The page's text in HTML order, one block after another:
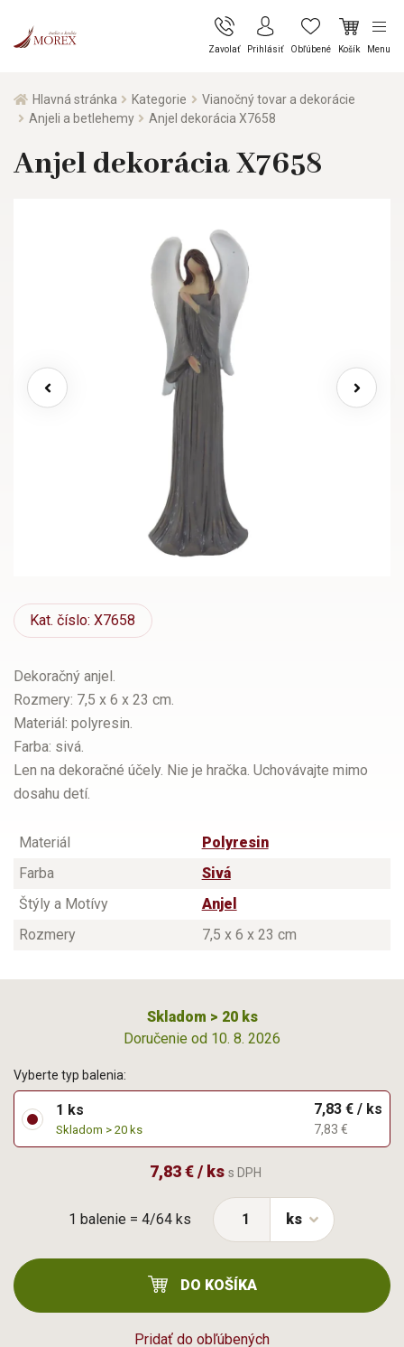
Zavolať Prihlásiť Obľúbené Košík Menu
Hlavná stránka Kategorie
Vianočný tovar a dekorácie
Anjeli a betlehemy
Anjel dekorácia X7658
Anjel dekorácia X7658
Kat. číslo: X7658
Dekoračný anjel.
Rozmery: 7,5 x 6 x 23 cm.
Materiál: polyresin.
Farba: sivá.
Len na dekoračné účely. Nie je hračka. Uchovávajte mimo
dosahu detí.
Materiál
Polyresin
Farba
Sivá
Štýly a Motívy
Anjel
Rozmery
7,5 x 6 x 23 cm
Skladom > 20 ks
Doručenie od 10. 8. 2026
1 balenie = 4/64 ks
Pridať do obľúbených
Vyberte typ balenia:
1 ks
Skladom > 20 ks
7,83 € / ks
7,83 €
7,83 € / ks s DPH
ks
DO KOŠÍKA